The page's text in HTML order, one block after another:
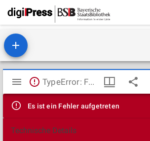
Mirador
Viewer
TypeError: Failed to fetch
Es ist ein Fehler aufgetreten
Technische Details